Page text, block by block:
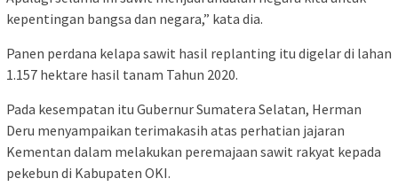
kepentingan bangsa dan negara,” kata dia.
Panen perdana kelapa sawit hasil replanting itu digelar di lahan
1.157 hektare hasil tanam Tahun 2020.
Pada kesempatan itu Gubernur Sumatera Selatan, Herman
Deru menyampaikan terimakasih atas perhatian jajaran
Kementan dalam melakukan peremajaan sawit rakyat kepada
pekebun di Kabupaten OKI.